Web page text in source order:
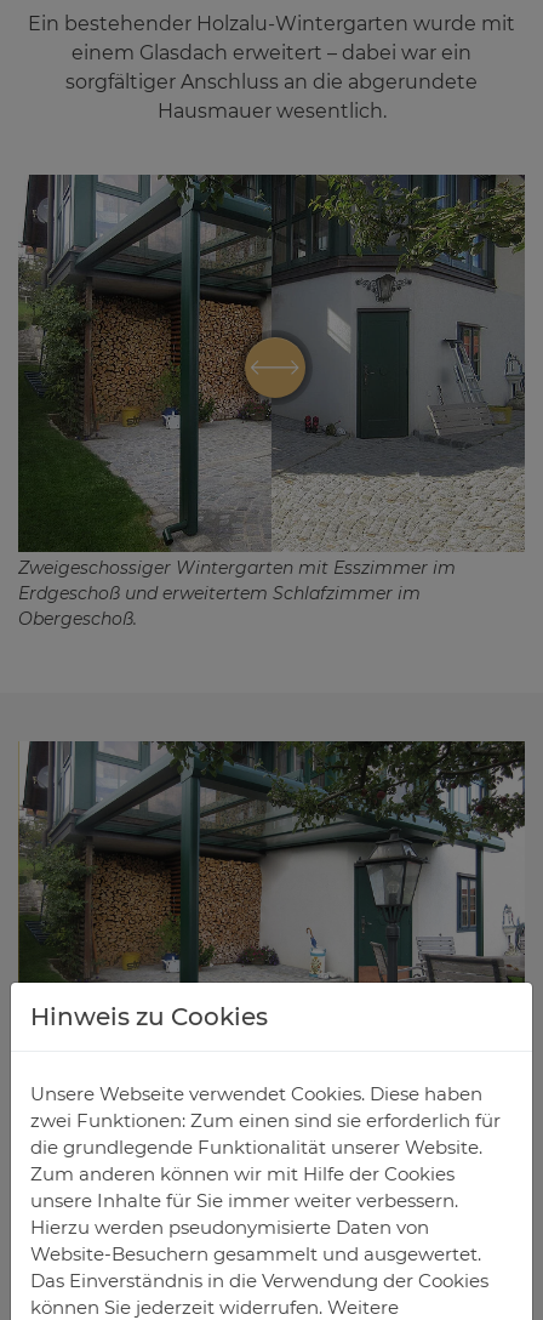
Ein bestehender Holzalu-Wintergarten wurde mit
einem Glasdach erweitert – dabei war ein
sorgfältiger Anschluss an die abgerundete
Hausmauer wesentlich.
Zweigeschossiger Wintergarten mit Esszimmer im
Erdgeschoß und erweitertem Schlafzimmer im
Obergeschoß.
Som­mer­fee­ling bis in den Herbst
Das Glasdach bietet Schutz vor Regen und
verlängert die Gartensaison vom zeitigen
Frühjahr bis in den Herbst hinein. Die Glastüren
sind rasch geöffnet, wenn die Temperaturen
dies zulassen.
Hinweis zu Cookies
Unsere Webseite verwendet Cookies. Diese haben
zwei Funktionen: Zum einen sind sie erforderlich für
die grundlegende Funktionalität unserer Website.
Zum anderen können wir mit Hilfe der Cookies
unsere Inhalte für Sie immer weiter verbessern.
Hierzu werden pseudonymisierte Daten von
Website-Besuchern gesammelt und ausgewertet.
Das Einverständnis in die Verwendung der Cookies
können Sie jederzeit widerrufen. Weitere